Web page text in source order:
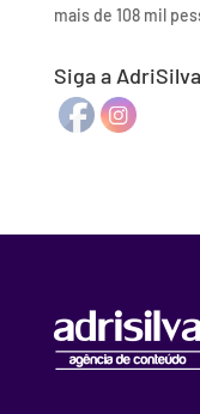
mais de 108 mil
Siga a AdriSilva